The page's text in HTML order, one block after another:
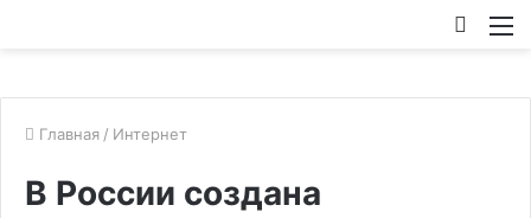
Главная / Интернет
В России создана